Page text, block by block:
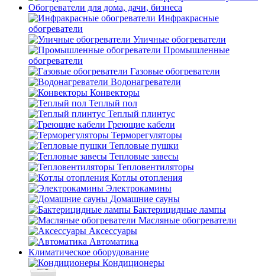
Обогреватели для дома, дачи, бизнеса
Инфракрасные
обогреватели
Уличные обогреватели
Промышленные
обогреватели
Газовые обогреватели
Водонагреватели
Конвекторы
Теплый пол
Теплый плинтус
Греющие кабели
Терморегуляторы
Тепловые пушки
Тепловые завесы
Тепловентиляторы
Котлы отопления
Электрокамины
Домашние сауны
Бактерицидные лампы
Масляные обогреватели
Аксессуары
Автоматика
Климатическое оборудование
Кондиционеры